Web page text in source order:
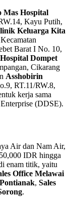
Hospital
Kayu Putih,
Keluarga Kita
Barat I No. 10,
Dompet
Cikarang
Asshobirin
RT.11/RW.8,
kerja sama
(DDSE).
Air dan Nam Air,
IDR hingga
enam titik, yaitu
Office Melawai
, Sales
.